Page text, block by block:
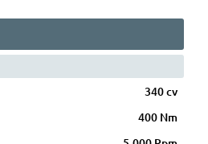
340 cv
400 Nm